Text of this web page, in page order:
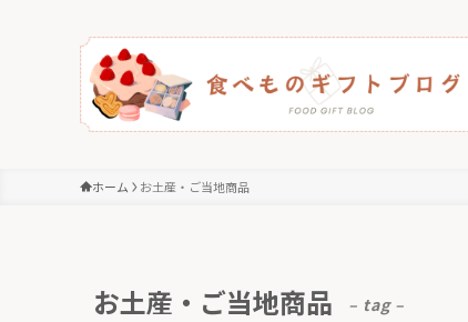
ホーム お土産・ご当地商品
お土産・ご当地商品 – tag –